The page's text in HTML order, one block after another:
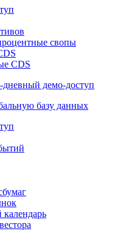
свопы
CDS
дневный демо-доступ
базу данных